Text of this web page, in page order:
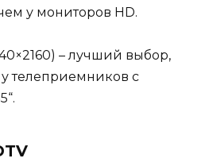
у мониторов HD.
– лучший выбор,
у телеприемников с